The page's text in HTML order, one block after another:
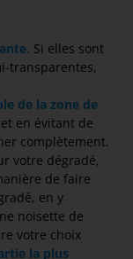
. Si elles sont
transparentes,
de la zone de
en évitant de
complètement.
votre dégradé,
de faire
en y
noisette de
votre choix
la plus